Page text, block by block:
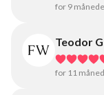
for 9
Teodor G
for 11